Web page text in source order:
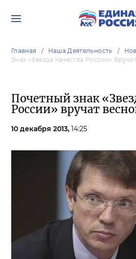
Главная Наша Деятельность
Знак «Звезда Качества России»
Почетный знак
России» вручат
10 декабря 2013, 14:25